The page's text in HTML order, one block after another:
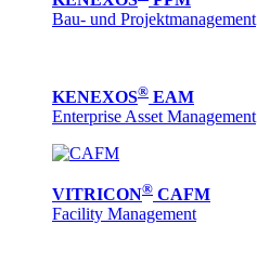
Bau- und Projektmanagement
KENEXOS® EAM
Enterprise Asset Management
VITRICON® CAFM
Facility Management